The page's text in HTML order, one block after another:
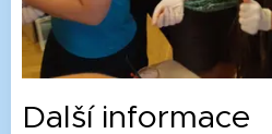
Další informace